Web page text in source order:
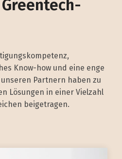
Know-how und eine enge
Partnern haben zu
Lösungen in einer Vielzahl
beigetragen.